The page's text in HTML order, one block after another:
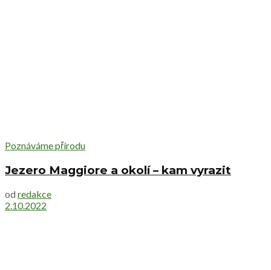
Poznáváme přírodu
Jezero Maggiore a okolí – kam vyrazit
od redakce
2.10.2022